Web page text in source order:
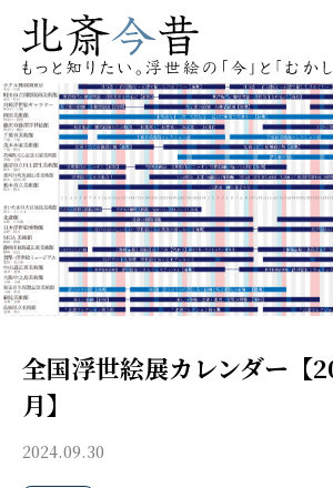
全国浮世絵展カレンダー【
月】
2024.09.30